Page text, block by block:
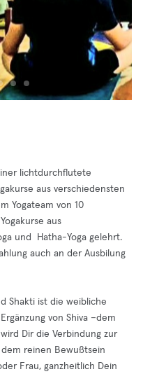
lichtdurchflutete
aus verschiedensten
Yogateam von 10
aus
und Hatha-Yoga gelehrt.
auch an der Ausbilung
Shakti ist die weibliche
von Shiva –dem
Dir die Verbindung zur
reinen Bewußtsein
Frau, ganzheitlich Dein